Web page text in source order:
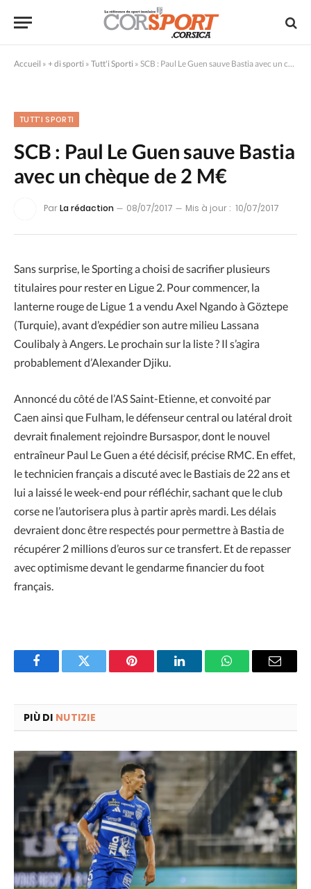
Accueil » + di sporti » Tutt'i Sporti » SCB : Paul Le Guen sauve Bastia avec un chèque de 2 M€
TUTT'I SPORTI
SCB : Paul Le Guen sauve Bastia
avec un chèque de 2 M€
ParLa rédaction 08/07/2017 Mis à jour : 10/07/2017
Sans surprise, le Sporting a choisi de sacrifier plusieurs
titulaires pour rester en Ligue 2. Pour commencer, la
lanterne rouge de Ligue 1 a vendu Axel Ngando à Göztepe
(Turquie), avant d’expédier son autre milieu Lassana
Coulibaly à Angers. Le prochain sur la liste ? Il s’agira
probablement d’Alexander Djiku.
Annoncé du côté de l’AS Saint-Etienne, et convoité par
Caen ainsi que Fulham, le défenseur central ou latéral droit
devrait finalement rejoindre Bursaspor, dont le nouvel
entraîneur Paul Le Guen a été décisif, précise RMC. En effet,
le technicien français a discuté avec le Bastiais de 22 ans et
lui a laissé le week-end pour réfléchir, sachant que le club
corse ne l’autorisera plus à partir après mardi. Les délais
devraient donc être respectés pour permettre à Bastia de
récupérer 2 millions d’euros sur ce transfert. Et de repasser
avec optimisme devant le gendarme financier du foot
français.
FacebookTwitter Pinterest LinkedInWhatsAppEmail
PIÙ DI NUTIZIE